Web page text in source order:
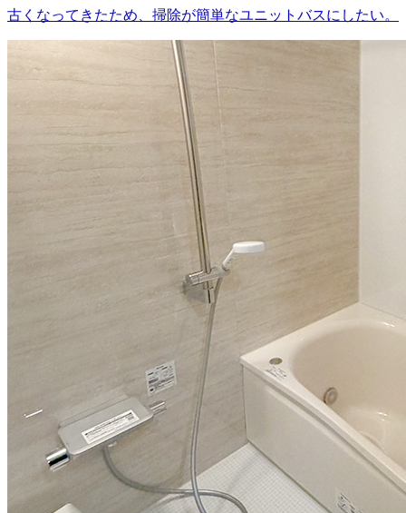
古くなってきたため、掃除が簡単なユニットバスにしたい。